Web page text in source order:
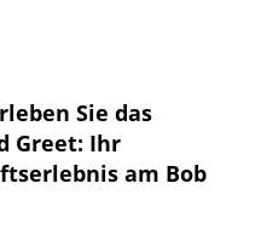
Sie das
Greet: Ihr
am Bob